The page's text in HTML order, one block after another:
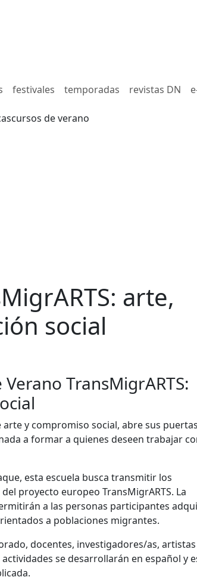
festivales temporadas revistas DN
cursos de verano
arte,
social
arte y compromiso social, abre sus
a formar a quienes deseen trabajar
esta escuela busca transmitir los
proyecto europeo TransMigrARTS. La
a las personas participantes
a poblaciones migrantes.
docentes, investigadores/as,
se desarrollarán en español y